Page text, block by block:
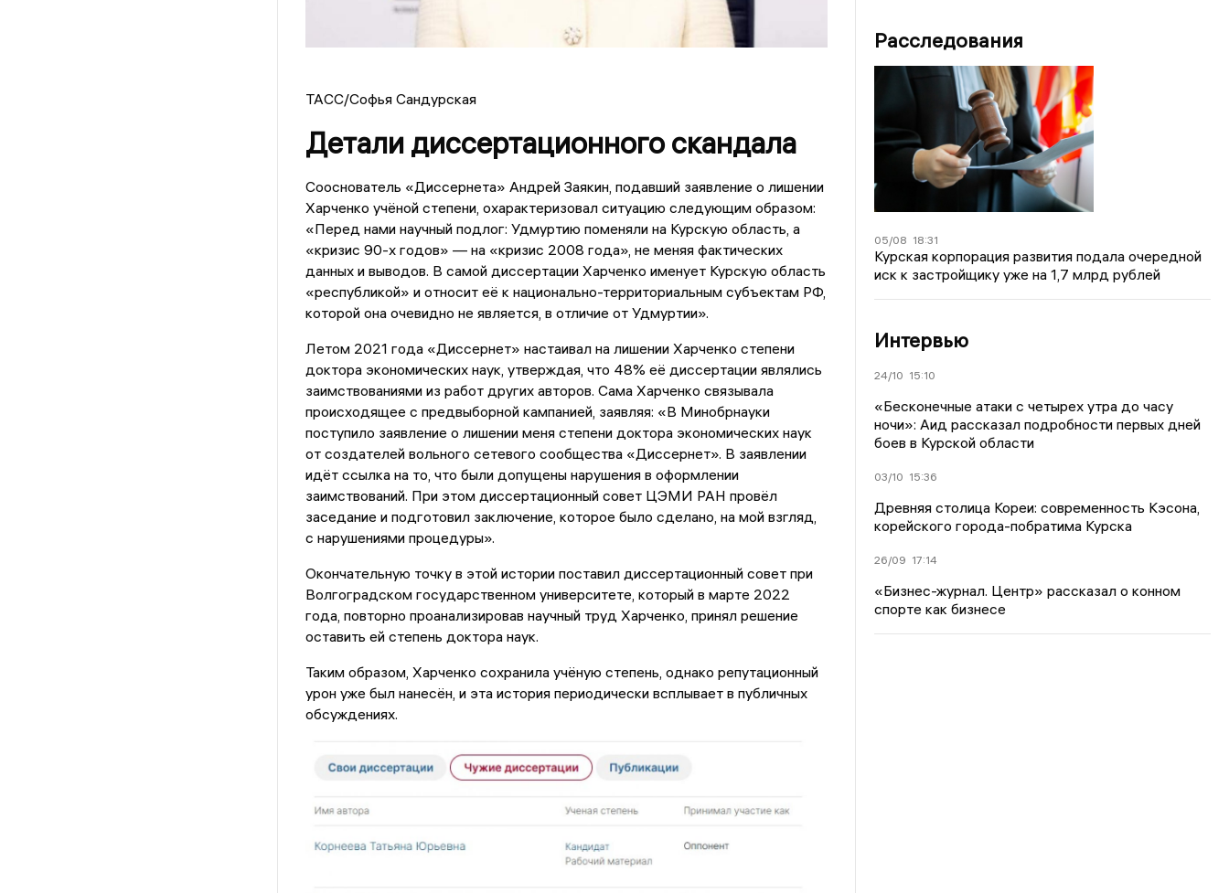
ТАСС/Софья Сандурская
Детали диссертационного скандала
Сооснователь «Диссернета» Андрей Заякин, подавший заявление о лишении
Харченко учёной степени, охарактеризовал ситуацию следующим образом:
«Перед нами научный подлог: Удмуртию поменяли на Курскую область, а
«кризис 90-х годов» — на «кризис 2008 года», не меняя фактических
данных и выводов. В самой диссертации Харченко именует Курскую область
«республикой» и относит её к национально-территориальным субъектам РФ,
которой она очевидно не является, в отличие от Удмуртии».
Летом 2021 года «Диссернет» настаивал на лишении Харченко степени
доктора экономических наук, утверждая, что 48% её диссертации являлись
заимствованиями из работ других авторов. Сама Харченко связывала
происходящее с предвыборной кампанией, заявляя: «В Минобрнауки
поступило заявление о лишении меня степени доктора экономических наук
от создателей вольного сетевого сообщества «Диссернет». В заявлении
идёт ссылка на то, что были допущены нарушения в оформлении
заимствований. При этом диссертационный совет ЦЭМИ РАН провёл
заседание и подготовил заключение, которое было сделано, на мой взгляд,
с нарушениями процедуры».
Окончательную точку в этой истории поставил диссертационный совет при
Волгоградском государственном университете, который в марте 2022
года, повторно проанализировав научный труд Харченко, принял решение
оставить ей степень доктора наук.
Таким образом, Харченко сохранила учёную степень, однако репутационный
урон уже был нанесён, и эта история периодически всплывает в публичных
обсуждениях.
Расследования
05/08 18:31
Курская корпорация развития подала очередной
иск к застройщику уже на 1,7 млрд рублей
Интервью
24/10 15:10
«Бесконечные атаки с четырех утра до часу
ночи»: Аид рассказал подробности первых дней
боев в Курской области
03/10 15:36
Древняя столица Кореи: современность Кэсона,
корейского города-побратима Курска
26/09 17:14
«Бизнес-журнал. Центр» рассказал о конном
спорте как бизнесе